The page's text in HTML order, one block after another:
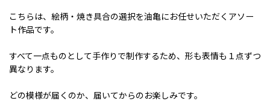
こちらは、絵柄・焼き具合の選択を油亀にお任せいただくアソー
ト作品です。
すべて一点ものとして手作りで制作するため、形も表情も１点ずつ
異なります。
どの模様が届くのか、届いてからのお楽しみです。